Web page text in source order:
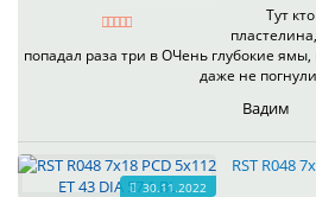
Тут
попадал раза три в ОЧень глубокие ямы,
даже не
Вадим
30.11.2022
RST R048